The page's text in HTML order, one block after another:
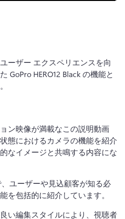
ーザー エクスペリエンスを向
GoPro HERO12 Black の機能と
ン映像が満載なこの説明動画
態におけるカメラの機能を紹介
なイメージと共鳴する内容にな
ユーザーや見込顧客が知る必
を包括的に紹介しています。
い編集スタイルにより、視聴者